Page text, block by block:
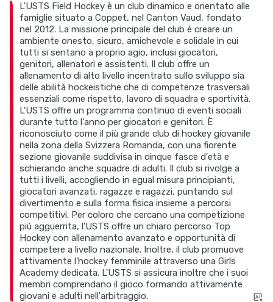
L'USTS Field Hockey è un club dinamico e orientato alle
famiglie situato a Coppet, nel Canton Vaud, fondato
nel 2012. La missione principale del club è creare un
ambiente onesto, sicuro, amichevole e solidale in cui
tutti si sentano a proprio agio, inclusi giocatori,
genitori, allenatori e assistenti. Il club offre un
allenamento di alto livello incentrato sullo sviluppo sia
delle abilità hockeistiche che di competenze trasversali
essenziali come rispetto, lavoro di squadra e sportività.
L'USTS offre un programma continuo di eventi sociali
durante tutto l'anno per giocatori e genitori. È
riconosciuto come il più grande club di hockey giovanile
nella zona della Svizzera Romanda, con una fiorente
sezione giovanile suddivisa in cinque fasce d'età e
schierando anche squadre di adulti. Il club si rivolge a
tutti i livelli, accogliendo in egual misura principianti,
giocatori avanzati, ragazze e ragazzi, puntando sul
divertimento e sulla forma fisica insieme a percorsi
competitivi. Per coloro che cercano una competizione
più agguerrita, l'USTS offre un chiaro percorso Top
Hockey con allenamento avanzato e opportunità di
competere a livello nazionale. Inoltre, il club promuove
attivamente l'hockey femminile attraverso una Girls
Academy dedicata. L'USTS si assicura inoltre che i suoi
membri comprendano il gioco formando attivamente
giovani e adulti nell'arbitraggio.